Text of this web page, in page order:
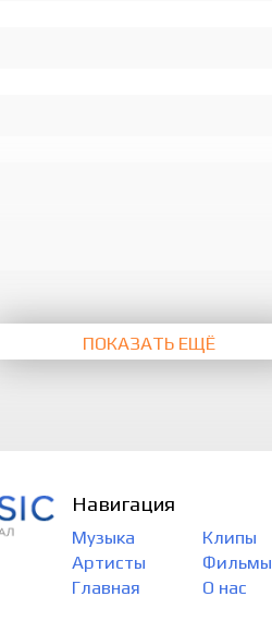
ПОКАЗАТЬ ЕЩЁ
Навигация
Музыка Клипы
Артисты
Фильмы
Главная
О нас